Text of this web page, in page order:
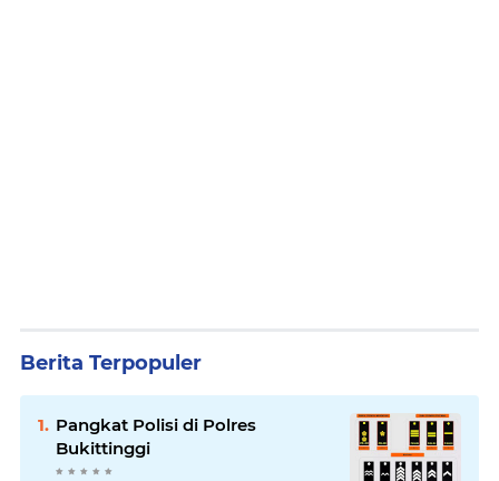
Berita Terpopuler
Pangkat Polisi di Polres
Bukittinggi